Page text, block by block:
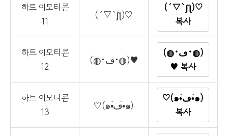
하트 이모티콘
11
(´▽`ʃƪ)♡
(´▽`ʃƪ)♡
복사
하트 이모티콘
12
(◍•ڡ•◍)♥
(◍•ڡ•◍)
♥ 복사
하트 이모티콘
13
♡(๑•̀ڡ•́๑)
♡(๑•̀ڡ•́๑)
복사